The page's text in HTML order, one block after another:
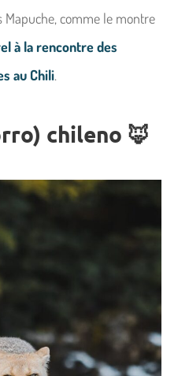
Mapuche, comme le montre
à la rencontre des
au Chili.
chileno 🦊